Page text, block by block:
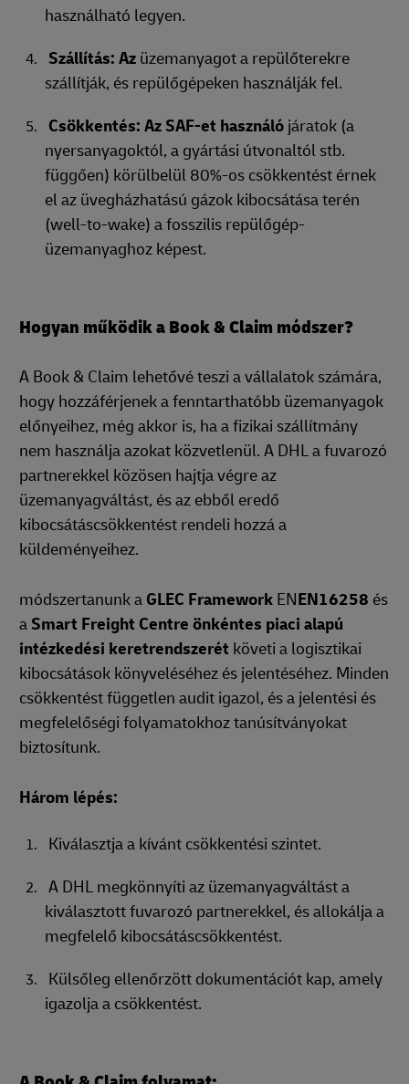
használható legyen.
Szállítás: Az üzemanyagot a repülőterekre
szállítják, és repülőgépeken használják fel.
Csökkentés: Az SAF-et használó járatok (a
nyersanyagoktól, a gyártási útvonaltól stb.
függően) körülbelül 80%-os csökkentést érnek
el az üvegházhatású gázok kibocsátása terén
(well-to-wake) a fosszilis repülőgép-
üzemanyaghoz képest.
Hogyan működik a Book & Claim módszer?
A Book & Claim lehetővé teszi a vállalatok számára,
hogy hozzáférjenek a fenntarthatóbb üzemanyagok
előnyeihez, még akkor is, ha a fizikai szállítmány
nem használja azokat közvetlenül. A DHL a fuvarozó
partnerekkel közösen hajtja végre az
üzemanyagváltást, és az ebből eredő
kibocsátáscsökkentést rendeli hozzá a
küldeményeihez.
módszertanunk a GLEC Framework ENEN16258 és
aSmart Freight Centre önkéntes piaci alapú
intézkedési keretrendszerét követi a logisztikai
kibocsátások könyveléséhez és jelentéséhez. Minden
csökkentést független audit igazol, és a jelentési és
megfelelőségi folyamatokhoz tanúsítványokat
biztosítunk.
Három lépés:
Kiválasztja a kívánt csökkentési szintet.
A DHL megkönnyíti az üzemanyagváltást a
kiválasztott fuvarozó partnerekkel, és allokálja a
megfelelő kibocsátáscsökkentést.
Külsőleg ellenőrzött dokumentációt kap, amely
igazolja a csökkentést.